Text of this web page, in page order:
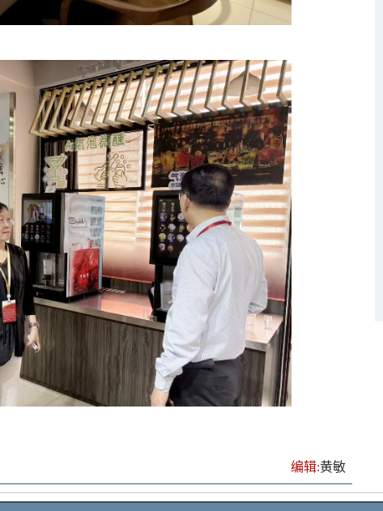
编辑:黄敏